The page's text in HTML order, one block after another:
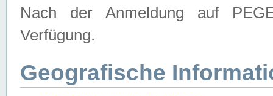
Nach der Anmeldung auf
Verfügung.
Geografische